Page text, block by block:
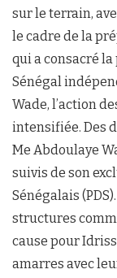
sur le terrain,
le cadre de la
qui a consacré
Sénégal
Wade, l’action
intensifiée. Des
Me Abdoulaye
suivis de son
Sénégalais
structures
cause pour
amarres avec